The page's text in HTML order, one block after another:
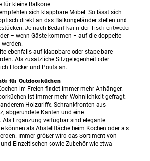
für kleine Balkone
sich klappbare Möbel. So lässt sich
direkt an das Balkongeländer stellen und
Je nach Bedarf kann der Tisch entweder
– wenn Gäste kommen – auf die doppelte
werden.
ebenfalls auf klappbare oder stapelbare
Als zusätzliche Sitzgelegenheit oder
Hocker und Poufs an.
für Outdoorküchen
im Freien findet immer mehr Anhänger.
ist immer mehr Wohnlichkeit gefragt.
Holzgriffe, Schrankfronten aus
abgerundete Kanten und eine
Als Ergänzung verfügbar sind elegante
können als Abstellfläche beim Kochen oder als
Immer größer wird das Sortiment von
Einzeltischen sowie Zubehör wie etwa